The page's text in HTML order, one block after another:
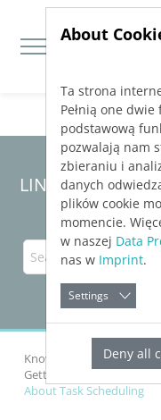
Jump directly to main
Jump directly to content
LINEAR
Knowledge Base Revit
Getting Started with
About Task Scheduling
About
Ta strona
Pełnią one
podstawową
pozwalają nam
zbieraniu i
danych
plików cookie
momencie.
w naszej Data
nas w Imprint.
Settings
Deny all